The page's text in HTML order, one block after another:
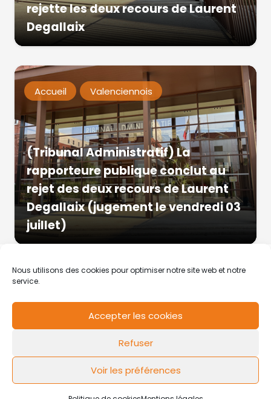
Nous utilisons des cookies pour optimiser notre site web et notre
service.
Accepter les cookies
Refuser
Voir les préférences
rejette les deux recours de Laurent
Degallaix
Accueil Valenciennois
(Tribunal Administratif) La
rapporteure publique conclut au
rejet des deux recours de Laurent
Degallaix (jugement le vendredi 03
juillet)
Mentions légales Politique de cookies
FLOW44